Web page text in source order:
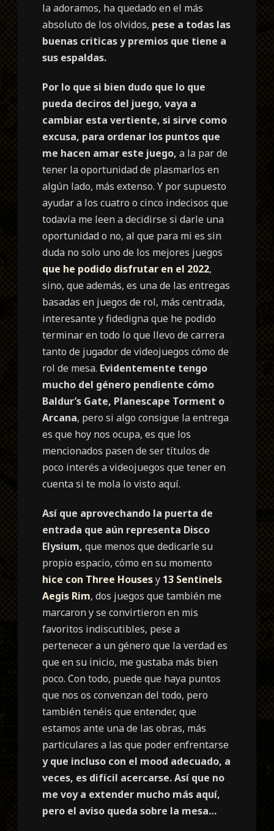
la adoramos, ha quedado en el más
absoluto de los olvidos, pese a todas las
buenas criticas y premios que tiene a
sus espaldas.
Por lo que si bien dudo que lo que
pueda deciros del juego, vaya a
cambiar esta vertiente, si sirve como
excusa, para ordenar los puntos que
me hacen amar este juego, a la par de
tener la oportunidad de plasmarlos en
algún lado, más extenso. Y por supuesto
ayudar a los cuatro o cinco indecisos que
todavía me leen a decidirse si darle una
oportunidad o no, al que para mi es sin
duda no solo uno de los mejores juegos
que he podido disfrutar en el 2022,
sino, que además, es una de las entregas
basadas en juegos de rol, más centrada,
interesante y fidedigna que he podido
terminar en todo lo que llevo de carrera
tanto de jugador de videojuegos cómo de
rol de mesa. Evidentemente tengo
mucho del género pendiente cómo
Baldur’s Gate, Planescape Torment o
Arcana, pero si algo consigue la entrega
es que hoy nos ocupa, es que los
mencionados pasen de ser títulos de
poco interés a videojuegos que tener en
cuenta si te mola lo visto aquí.
Así que aprovechando la puerta de
entrada que aún representa Disco
Elysium, que menos que dedicarle su
propio espacio, cómo en su momento
hice con Three Housesy 13 Sentinels
Aegis Rim, dos juegos que también me
marcaron y se convirtieron en mis
favoritos indiscutibles, pese a
pertenecer a un género que la verdad es
que en su inicio, me gustaba más bien
poco. Con todo, puede que haya puntos
que nos os convenzan del todo, pero
también tenéis que entender, que
estamos ante una de las obras, más
particulares a las que poder enfrentarse
y que incluso con el mood adecuado, a
veces, es difícil acercarse. Así que no
me voy a extender mucho más aquí,
pero el aviso queda sobre la mesa…